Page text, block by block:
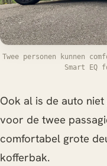
Twee personen kunnen
Smart EQ
Ook al is de auto
voor de twee
comfortabel grote
kofferbak.